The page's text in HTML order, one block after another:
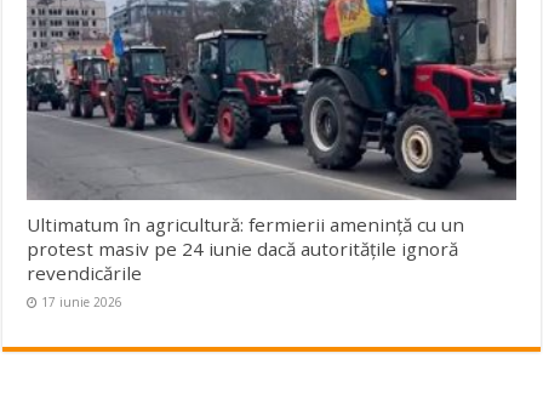
Ultimatum în agricultură: fermierii amenință cu un
protest masiv pe 24 iunie dacă autoritățile ignoră
revendicările
17 iunie 2026